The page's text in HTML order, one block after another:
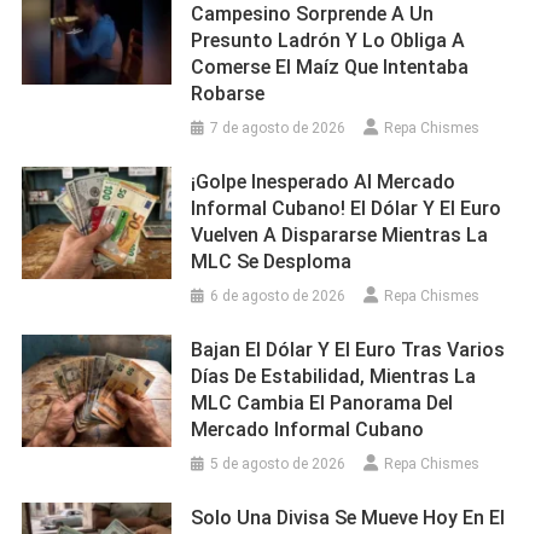
Campesino Sorprende A Un
Presunto Ladrón Y Lo Obliga A
Comerse El Maíz Que Intentaba
Robarse
7 de agosto de 2026 Repa Chismes
¡Golpe Inesperado Al Mercado
Informal Cubano! El Dólar Y El Euro
Vuelven A Dispararse Mientras La
MLC Se Desploma
6 de agosto de 2026 Repa Chismes
Bajan El Dólar Y El Euro Tras Varios
Días De Estabilidad, Mientras La
MLC Cambia El Panorama Del
Mercado Informal Cubano
5 de agosto de 2026 Repa Chismes
Solo Una Divisa Se Mueve Hoy En El